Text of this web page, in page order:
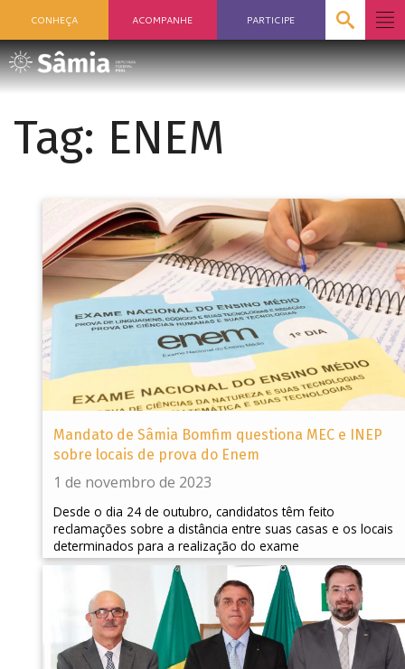
CONHEÇA ACOMPANHE PARTICIPE
Tag: ENEM
Mandato de Sâmia Bomfim questiona MEC e INEP
sobre locais de prova do Enem
1 de novembro de 2023
Desde o dia 24 de outubro, candidatos têm feito
reclamações sobre a distância entre suas casas e os locais
determinados para a realização do exame